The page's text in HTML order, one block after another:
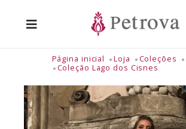
Página inicial Loja Coleções
Coleção Lago dos Cisnes